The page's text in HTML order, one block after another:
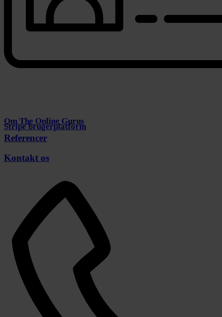
Om The Online Gurus
Stripe brugerplatform
Referencer
Kontakt os